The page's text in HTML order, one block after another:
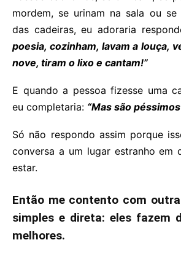
mordem, se urinam na sala ou
das cadeiras, eu adoraria
poesia, cozinham, lavam a louça,
nove, tiram o lixo e cantam!”
E quando a pessoa fizesse uma
eu completaria: “Mas são
Só não respondo assim porque
conversa a um lugar estranho em
estar.
Então me contento com
simples e direta: eles fazem
melhores.